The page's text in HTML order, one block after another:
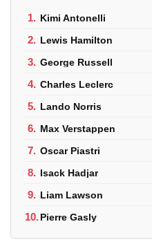
1. Kimi Antonelli
2. Lewis Hamilton
3. George Russell
4. Charles Leclerc
5. Lando Norris
6. Max Verstappen
7. Oscar Piastri
8. Isack Hadjar
9. Liam Lawson
10.Pierre Gasly